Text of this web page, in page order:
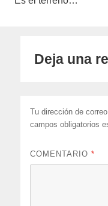
Deja una
Tu dirección de
campos obligatorios
COMENTARIO*